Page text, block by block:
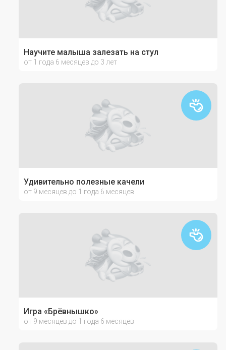
Научите малыша залезать на стул
от 1 года 6 месяцев до 3 лет
Удивительно полезные качели
от 9 месяцев до 1 года 6 месяцев
Игра «Брёвнышко»
от 9 месяцев до 1 года 6 месяцев